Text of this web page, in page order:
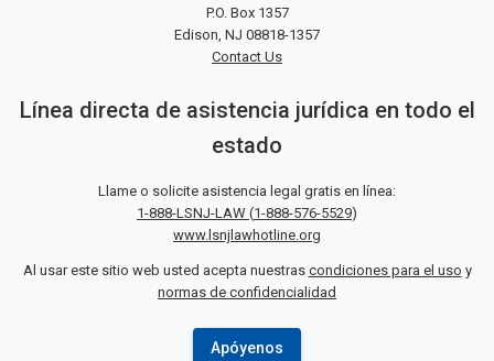
P.O. Box 1357
Edison, NJ 08818-1357
Contact Us
Línea directa de asistencia jurídica en todo el
estado
Llame o solicite asistencia legal gratis en línea:
1-888-LSNJ-LAW (1-888-576-5529)
www.lsnjlawhotline.org
Al usar este sitio web usted acepta nuestras condiciones para el uso y
normas de confidencialidad
Apóyenos